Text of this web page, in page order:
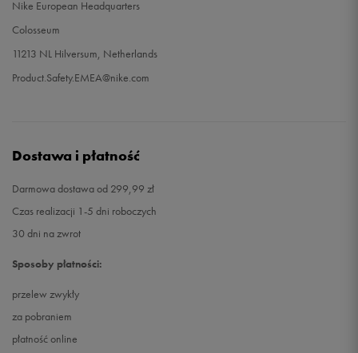
Nike European Headquarters
Colosseum
11213 NL Hilversum, Netherlands
Product.Safety.EMEA@nike.com
Dostawa i płatność
Darmowa dostawa od 299,99 zł
Czas realizacji 1-5 dni roboczych
30 dni na zwrot
Sposoby płatności:
przelew zwykły
za pobraniem
płatność online